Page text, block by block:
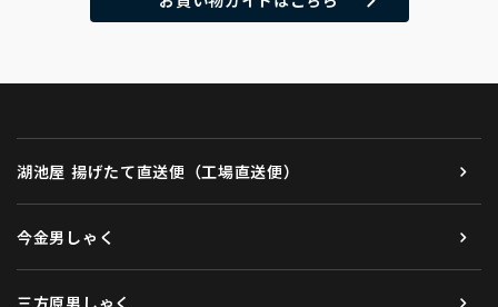
湖池屋 揚げたて直送便（工場直送便）
今金男しゃく